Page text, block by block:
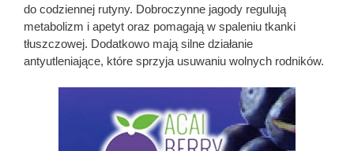
do codziennej rutyny. Dobroczynne jagody regulują
metabolizm i apetyt oraz pomagają w spaleniu tkanki
tłuszczowej. Dodatkowo mają silne działanie
antyutleniające, które sprzyja usuwaniu wolnych rodników.